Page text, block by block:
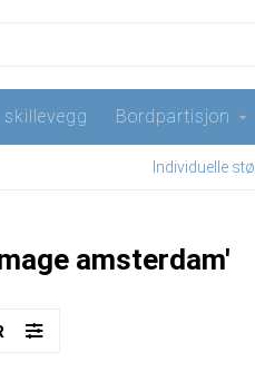
Bordpartisjon
Individuelle
amsterdam'